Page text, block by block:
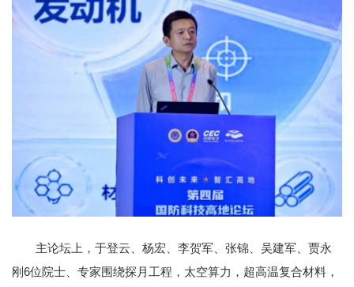
主论坛上，于登云、杨宏、李贺军、张锦、吴建军、贾永
刚6位院士、专家围绕探月工程，太空算力，超高温复合材料，